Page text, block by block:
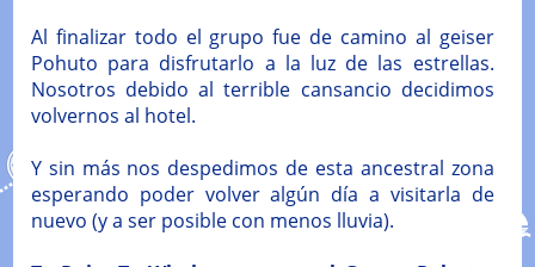
Al finalizar todo el grupo fue de camino al geiser
Pohuto para disfrutarlo a la luz de las estrellas.
Nosotros debido al terrible cansancio decidimos
volvernos al hotel.
Y sin más nos despedimos de esta ancestral zona
esperando poder volver algún día a visitarla de
nuevo (y a ser posible con menos lluvia).